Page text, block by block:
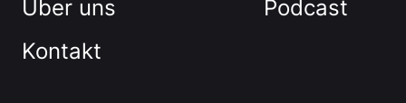
Über uns
Kontakt
Podcast